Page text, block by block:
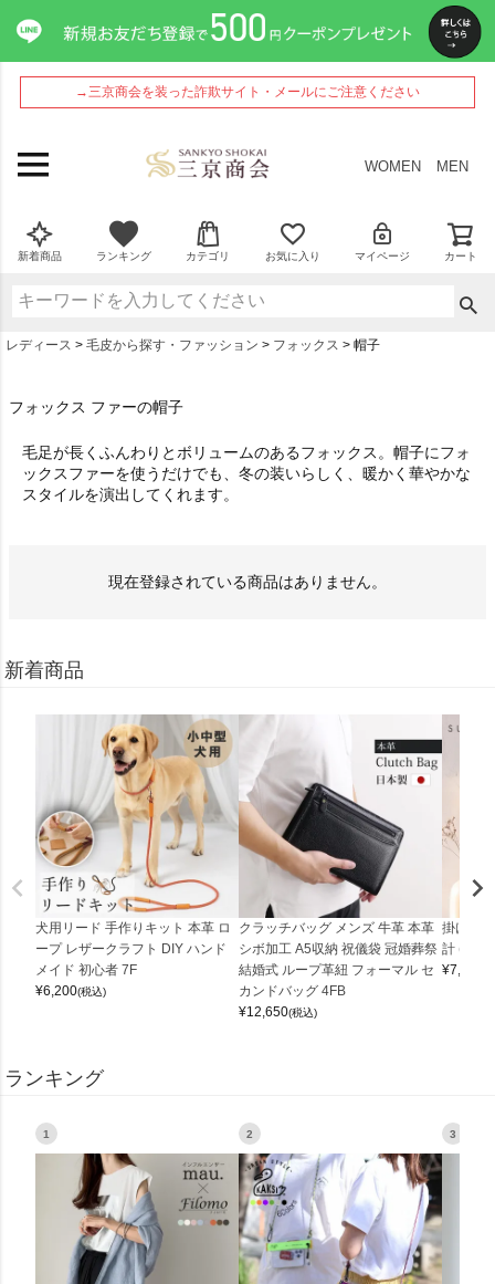
→三京商会を装った詐欺サイト・メールにご注意ください
WOMEN MEN
新着商品 ランキング カテゴリ お気に入り マイページ カート
レディース 毛皮から探す・ファッション フォックス 帽子
フォックス ファーの帽子
毛足が長くふんわりとボリュームのあるフォックス。帽子にフォ
ックスファーを使うだけでも、冬の装いらしく、暖かく華やかな
スタイルを演出してくれます。
現在登録されている商品はありません。
新着商品
犬用リード 手作りキット 本革 ロ
ープ レザークラフト DIY ハンド
メイド 初心者 7F
¥6,200(税込)
クラッチバッグ メンズ 牛革 本革
シボ加工 A5収納 祝儀袋 冠婚葬祭
結婚式 ループ革紐 フォーマル セ
カンドバッグ 4FB
¥12,650(税込)
掛け時
計
¥7,150
ランキング
1 2 3